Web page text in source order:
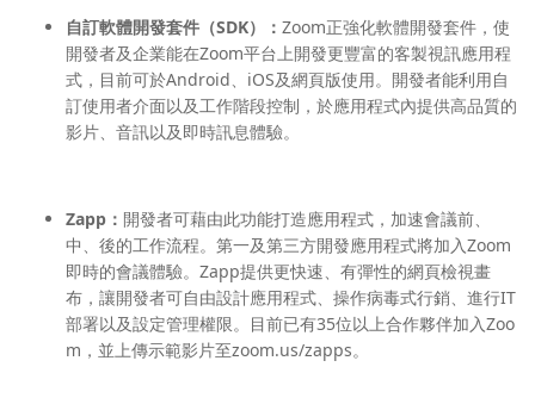
自訂軟體開發套件（SDK）： Zoom正強化軟體開發套件，使
開發者及企業能在Zoom平台上開發更豐富的客製視訊應用程
式，目前可於Android、iOS及網頁版使用。開發者能利用自
訂使用者介面以及工作階段控制，於應用程式內提供高品質的
影片、音訊以及即時訊息體驗。
Zapp： 開發者可藉由此功能打造應用程式，加速會議前、
中、後的工作流程。第一及第三方開發應用程式將加入Zoom
即時的會議體驗。Zapp提供更快速、有彈性的網頁檢視畫
布，讓開發者可自由設計應用程式、操作病毒式行銷、進行IT
部署以及設定管理權限。目前已有35位以上合作夥伴加入Zoo
m，並上傳示範影片至zoom.us/zapps。